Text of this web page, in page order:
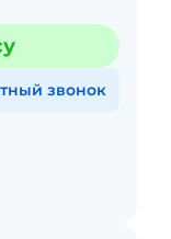
звонок